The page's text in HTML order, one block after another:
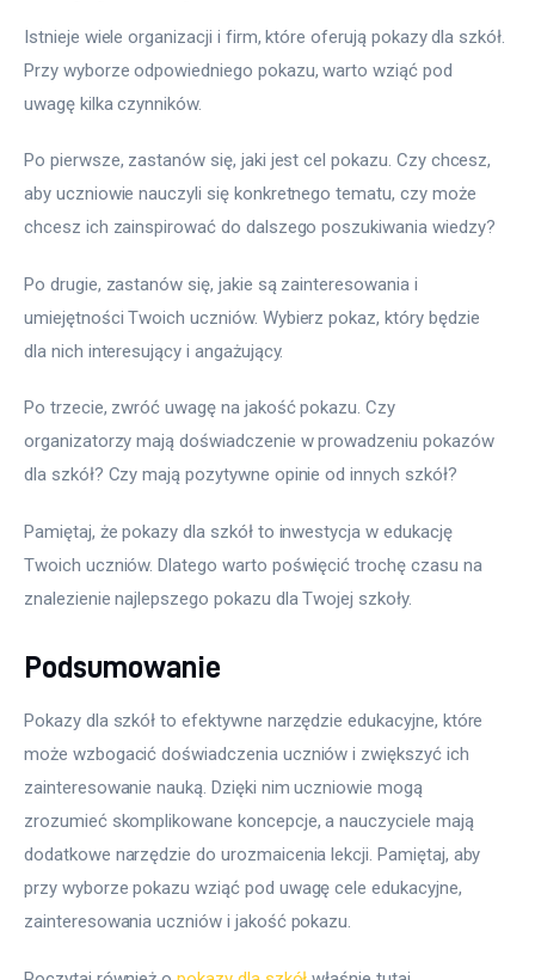
Istnieje wiele organizacji i firm, które oferują pokazy dla szkół.
Przy wyborze odpowiedniego pokazu, warto wziąć pod
uwagę kilka czynników.
Po pierwsze, zastanów się, jaki jest cel pokazu. Czy chcesz,
aby uczniowie nauczyli się konkretnego tematu, czy może
chcesz ich zainspirować do dalszego poszukiwania wiedzy?
Po drugie, zastanów się, jakie są zainteresowania i
umiejętności Twoich uczniów. Wybierz pokaz, który będzie
dla nich interesujący i angażujący.
Po trzecie, zwróć uwagę na jakość pokazu. Czy
organizatorzy mają doświadczenie w prowadzeniu pokazów
dla szkół? Czy mają pozytywne opinie od innych szkół?
Pamiętaj, że pokazy dla szkół to inwestycja w edukację
Twoich uczniów. Dlatego warto poświęcić trochę czasu na
znalezienie najlepszego pokazu dla Twojej szkoły.
Podsumowanie
Pokazy dla szkół to efektywne narzędzie edukacyjne, które
może wzbogacić doświadczenia uczniów i zwiększyć ich
zainteresowanie nauką. Dzięki nim uczniowie mogą
zrozumieć skomplikowane koncepcje, a nauczyciele mają
dodatkowe narzędzie do urozmaicenia lekcji. Pamiętaj, aby
przy wyborze pokazu wziąć pod uwagę cele edukacyjne,
zainteresowania uczniów i jakość pokazu.